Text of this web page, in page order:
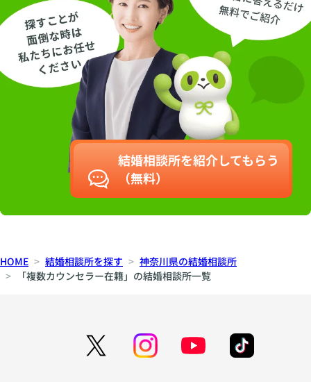
結婚相談所を紹介してもらう
（無料）
HOME 結婚相談所を探す
神奈川県の結婚相談所
「複数カウンセラー在籍」の結婚相談所一覧